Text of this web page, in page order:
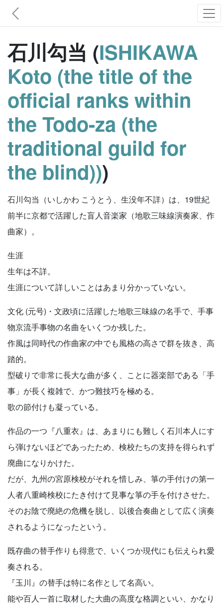
石川勾当 (ISHIKAWA
Koto (the title of the
official ranks within
the Todo-za (the
traditional guild for
the blind)))
石川勾当（いしかわ こうとう、生没年不詳）は、19世紀
前半に京都で活躍した盲人音楽家（地歌三味線演奏家、作
曲家）。
生涯
生年は不詳。
生涯について詳しいことはあまり分かっていない。
文化 (元号)・文政頃に活躍した地歌三味線の名手で、手事
物京流手事物の名曲をいくつか残した。
作風は同時代の作曲家の中でも風格の高さで群を抜き、高
踏的。
型破りで非常に長大な曲が多く、ことに器楽部である「手
事」が長く複雑で、かつ難技巧を極める。
歌の節付けも凝っている。
作品の一つ『八重衣』は、あまりにも難しく石川本人にす
ら弾けないほどであったため、検校たちの支持を得られず
廃曲になりかけた。
だが、九州の宮原検校がそれを惜しみ、箏の手付けの第一
人者八重崎検校にたき付けて見事な箏の手を付けさせた。
そのお陰で廃絶の危機を脱し、以後合奏曲として広く演奏
されるようになったという。
既存曲の替手作りも得意で、いくつか現代にも伝えられ愛
奏される。
『玉川』の替手は特に名作として名高い。
能や百人一首に取材した大曲の高度な格調といい、かなり